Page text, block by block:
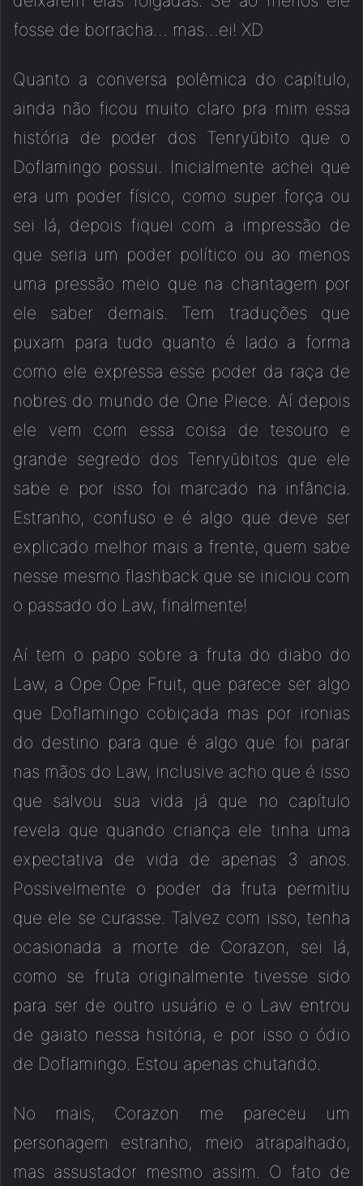
fosse de borracha… mas…ei! XD
Quanto a conversa polêmica do capítulo,
ainda não ficou muito claro pra mim essa
história de poder dos Tenryūbito que o
Doflamingo possui. Inicialmente achei que
era um poder físico, como super força ou
sei lá, depois fiquei com a impressão de
que seria um poder político ou ao menos
uma pressão meio que na chantagem por
ele saber demais. Tem traduções que
puxam para tudo quanto é lado a forma
como ele expressa esse poder da raça de
nobres do mundo de One Piece. Aí depois
ele vem com essa coisa de tesouro e
grande segredo dos Tenryūbitos que ele
sabe e por isso foi marcado na infância.
Estranho, confuso e é algo que deve ser
explicado melhor mais a frente, quem sabe
nesse mesmo flashback que se iniciou com
o passado do Law, finalmente!
Aí tem o papo sobre a fruta do diabo do
Law, a Ope Ope Fruit, que parece ser algo
que Doflamingo cobiçada mas por ironias
do destino para que é algo que foi parar
nas mãos do Law, inclusive acho que é isso
que salvou sua vida já que no capítulo
revela que quando criança ele tinha uma
expectativa de vida de apenas 3 anos.
Possivelmente o poder da fruta permitiu
que ele se curasse. Talvez com isso, tenha
ocasionada a morte de Corazon, sei lá,
como se fruta originalmente tivesse sido
para ser de outro usuário e o Law entrou
de gaiato nessa hsitória, e por isso o ódio
de Doflamingo. Estou apenas chutando.
No mais, Corazon me pareceu um
personagem estranho, meio atrapalhado,
mas assustador mesmo assim. O fato de